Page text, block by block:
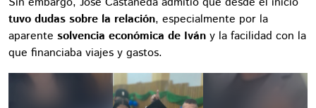
tuvo dudas sobre la relación, especialmente por la
aparente solvencia económica de Iván y la facilidad con la
que financiaba viajes y gastos.